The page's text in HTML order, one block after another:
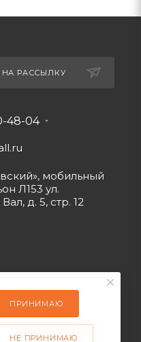
РАССЫЛКУ
48-04
мобильный
Л153 ул.
д. 5, стр. 12
ПРИНИМАЮ
НЕ ПРИНИМАЮ